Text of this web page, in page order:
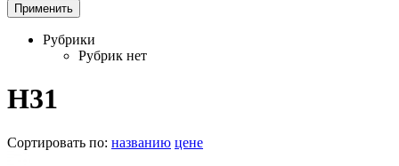
Применить
Рубрики
Рубрик нет
H31
Сортировать по: названию цене